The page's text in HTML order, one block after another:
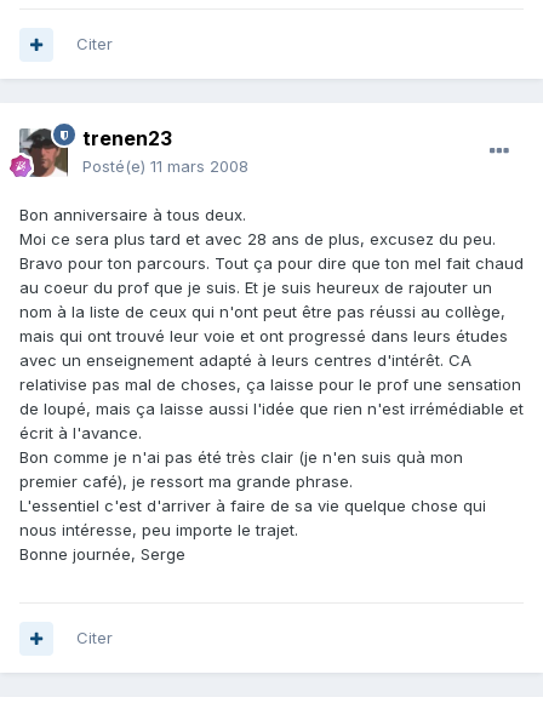
Citer
trenen23
Posté(e) 11 mars 2008
Bon anniversaire à tous deux.
Moi ce sera plus tard et avec 28 ans de plus, excusez du peu.
Bravo pour ton parcours. Tout ça pour dire que ton mel fait chaud
au coeur du prof que je suis. Et je suis heureux de rajouter un
nom à la liste de ceux qui n'ont peut être pas réussi au collège,
mais qui ont trouvé leur voie et ont progressé dans leurs études
avec un enseignement adapté à leurs centres d'intérêt. CA
relativise pas mal de choses, ça laisse pour le prof une sensation
de loupé, mais ça laisse aussi l'idée que rien n'est irrémédiable et
écrit à l'avance.
Bon comme je n'ai pas été très clair (je n'en suis quà mon
premier café), je ressort ma grande phrase.
L'essentiel c'est d'arriver à faire de sa vie quelque chose qui
nous intéresse, peu importe le trajet.
Bonne journée, Serge
Citer